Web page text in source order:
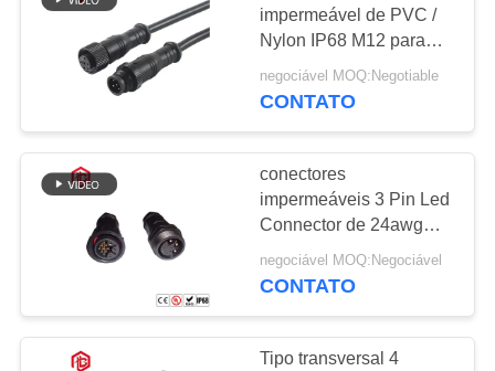
impermeável de PVC /
Nylon IP68 M12 para
aplicações marítimas
negociável MOQ:Negotiable
CONTATO
conectores
impermeáveis 3 Pin Led
Connector de 24awg
Ip67 M25 10A
negociável MOQ:Negociável
CONTATO
Tipo transversal 4